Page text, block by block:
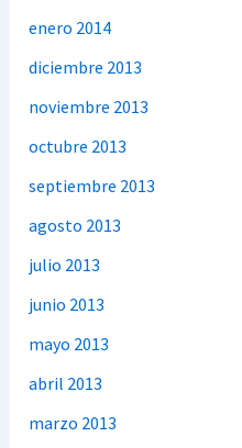
enero 2014
diciembre 2013
noviembre 2013
octubre 2013
septiembre 2013
agosto 2013
julio 2013
junio 2013
mayo 2013
abril 2013
marzo 2013